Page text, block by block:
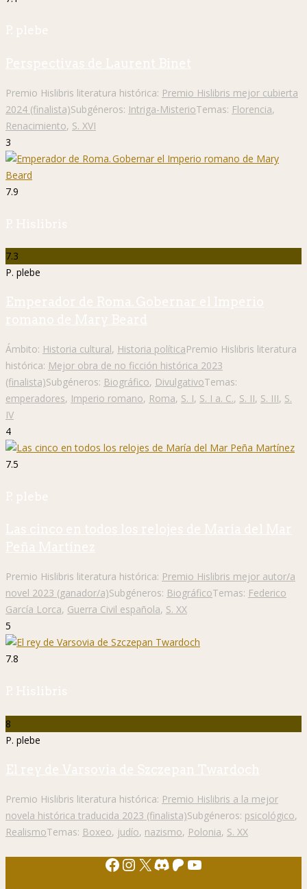
P. plebe
Perspectivas de Laurent Binet
Premio Hislibris literatura histórica: Premio Hislibris mejor cubierta
2024 (finalista)Subgéneros: Intriga-MisterioTemas: Florencia,
Renacimiento, S. XVI
3
7.9
P. Hislibris
7.3
P. plebe
Emperador de Roma. Gobernar el Imperio
romano de Mary Beard
Ámbito: Historia cultural, Historia políticaPremio Hislibris literatura
histórica: Mejor obra de no ficción histórica 2023
(finalista)Subgéneros: Biográfico, DivulgativoTemas:
emperadores, Imperio romano, Roma, S. I, S. I a. C., S. II, S. III, S.
IV
4
7.5
P. plebe
Las cinco en todos los relojes de María del Mar
Peña Martínez
Premio Hislibris literatura histórica: Premio Hislibris mejor autor/a
novel 2023 (ganador/a)Subgéneros: BiográficoTemas: Federico
García Lorca, Guerra Civil española, S. XX
5
7.8
P. Hislibris
8
P. plebe
El rey de Varsovia de Szczepan Twardoch
Premio Hislibris literatura histórica: Premio Hislibris a la mejor
novela histórica traducida 2023 (finalista)Subgéneros: psicológico,
RealismoTemas: Boxeo, judío, nazismo, Polonia, S. XX
Facebook
Instagram
X Discord
Patreon
YouTube